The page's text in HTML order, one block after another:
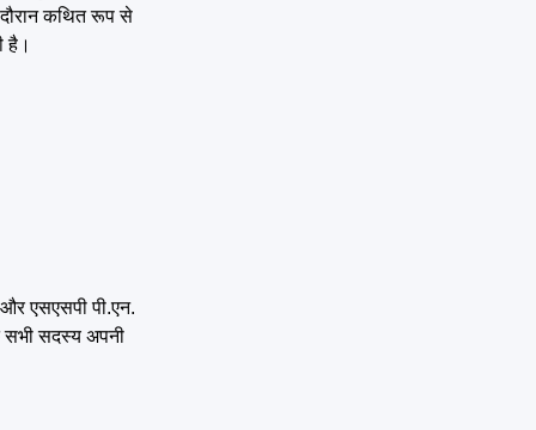
कथित रूप से
है।
और एसएसपी पी.एन.
सभी सदस्य अपनी